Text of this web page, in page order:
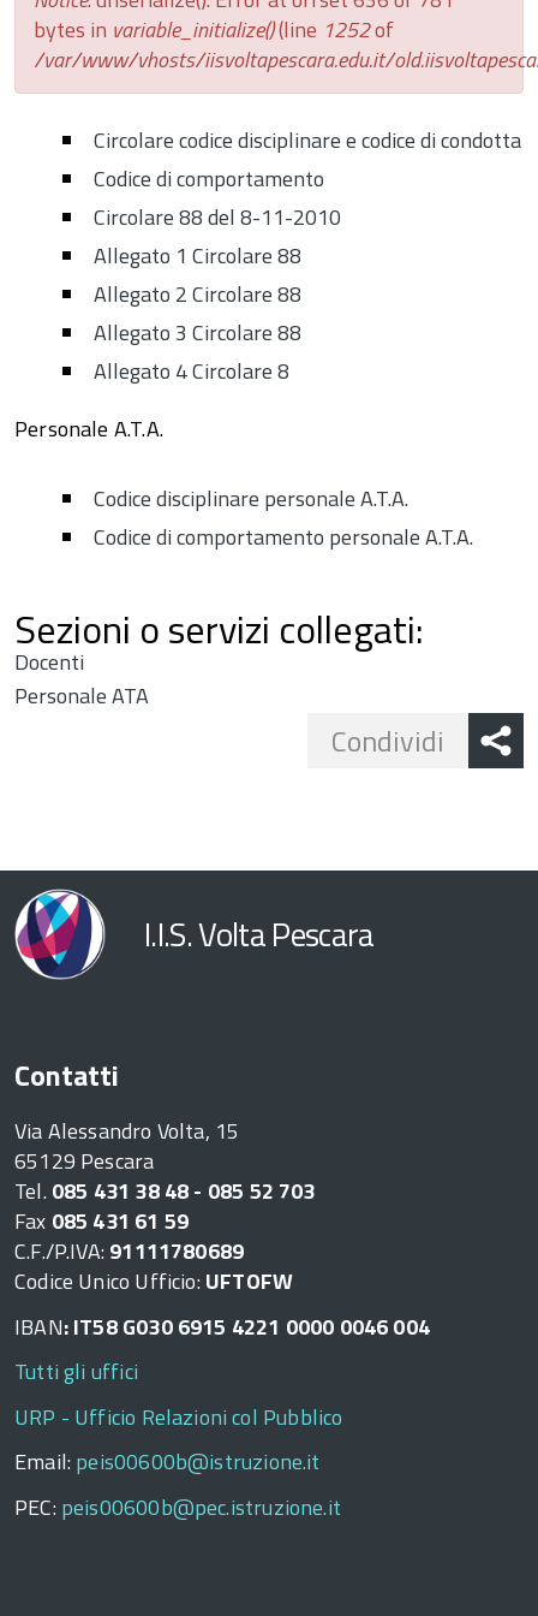
bytes in variable_initialize()(line 1252of
/var/www/vhosts/iisvoltapescara.edu.it/
Circolare codice disciplinare e codice di condotta
Codice di comportamento
Circolare 88 del 8-11-2010
Allegato 1 Circolare 88
Allegato 2 Circolare 88
Allegato 3 Circolare 88
Allegato 4 Circolare 8
Personale A.T.A.
Codice disciplinare personale A.T.A.
Codice di comportamento personale A.T.A.
Sezioni o servizi collegati:
Docenti
Personale ATA
Condividi
I.I.S. Volta Pescara
Contatti
Via Alessandro Volta, 15
65129 Pescara
Tel. 085 431 38 48 - 085 52 703
Fax 085 431 61 59
C.F./P.IVA: 91111780689
Codice Unico Ufficio: UFTOFW
IBAN: IT58 G030 6915 4221 0000 0046 004
Tutti gli uffici
URP - Ufficio Relazioni col Pubblico
Email: peis00600b@istruzione.it
PEC: peis00600b@pec.istruzione.it